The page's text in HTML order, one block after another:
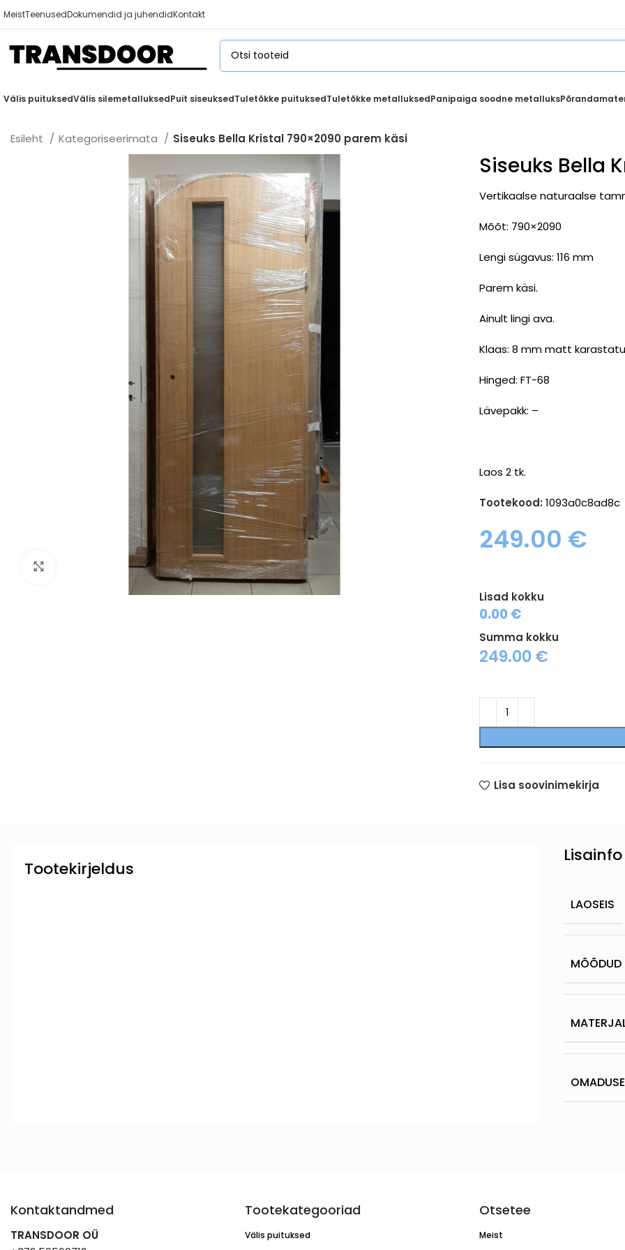
MeistTeenusedDokumendid ja juhendidKontakt
Välis puituksedVälis silemetalluksedPuit siseuksedTuletõkke puituksedTuletõkke metalluksedPanipaiga soodne metalluks
Esileht Kategoriseerimata Siseuks Bella Kristal 790×2090 parem käsi
Click to enlarge
Siseuks Bella
Vertikaalse naturaalse
Mõõt: 790×2090
Lengi sügavus: 116 mm
Parem käsi.
Ainult lingi ava.
Klaas: 8 mm matt
Hinged: FT-68
Lävepakk: –
Laos 2 tk.
Tootekood: 1093a0c8ad8c
249.00 €
Lisad kokku
0.00 €
Summa kokku
249.00€
Lisa soovinimekirja
Tootekirjeldus
Lisainfo
LAOSEIS
MÕÕDUD
Kontaktandmed
TRANSDOOR OÜ
Tootekategooriad
Välis puituksed
Otsetee
Meist